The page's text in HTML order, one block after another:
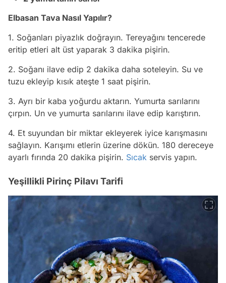
Elbasan Tava Nasıl Yapılır?
1. Soğanları piyazlık doğrayın. Tereyağını tencerede
eritip etleri alt üst yaparak 3 dakika pişirin.
2. Soğanı ilave edip 2 dakika daha soteleyin. Su ve
tuzu ekleyip kısık ateşte 1 saat pişirin.
3. Ayrı bir kaba yoğurdu aktarın. Yumurta sarılarını
çırpın. Un ve yumurta sarılarını ilave edip karıştırın.
4. Et suyundan bir miktar ekleyerek iyice karışmasını
sağlayın. Karışımı etlerin üzerine dökün. 180 dereceye
ayarlı fırında 20 dakika pişirin. Sıcak servis yapın.
Yeşillikli Pirinç Pilavı Tarifi